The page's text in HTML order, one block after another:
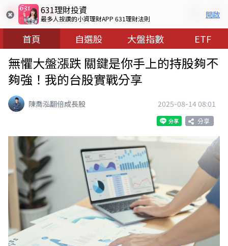
631理財投資
最多人按讚的小資理財APP 631理財法則 開啟
首頁 自選股 大盤指數 ETF
無懼大盤漲跌 關鍵是你手上的持股夠不
夠強！我的台股實戰分享
陳喬泓翻倍成長股 2025-08-14 08:01
分享